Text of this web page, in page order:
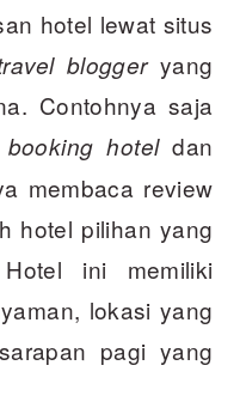
hotel lewat situs
bloggeryang
Contohnya saja
booking hoteldan
membaca review
hotel pilihan yang
ini memiliki
lokasi yang
pagi yang